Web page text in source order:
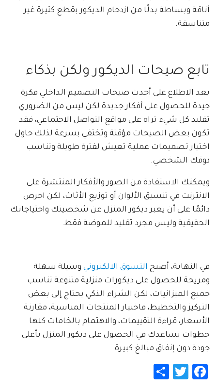
أناقة وبساطة بدلًا من ازدحام الديكور بقطع كثيرة غير
متناسقة.
تابع صيحات الديكور ولكن بذكاء
يعد الاطلاع على أحدث صيحات التصميم الداخلي فكرة
جيدة للحصول على أفكار جديدة لكن ليس من الضروري
تقليد كل شيء تراه على مواقع التواصل الاجتماعي، فقد
تكون بعض الصيحات مؤقتة وتختفي بسرعة لذلك حاول
اختيار تصميمات عملية تعيش لفترة طويلة وتناسب
ذوقك الشخصي.
ويمكنك الاستفادة من الصور والأفكار المنتشرة على
الانترنت في تنسيق الألوان أو توزيع الأثاث، لكن احرص
دائمًا على أن يعبر ديكور المنزل عن شخصيتك واحتياجاتك
الحقيقية وليس مجرد تقليد للموضة فقط.
في النهاية، أصبح التسوق الالكتروني وسيلة سهلة
ومريحة للحصول على ديكورات منزلية متنوعة تناسب
جميع الميزانيات، لكن الشراء الذكي يحتاج إلى بعض
التركيز والتخطيط، فاختيار المنتجات المناسبة، مقارنة
الأسعار، قراءة التقييمات، والاهتمام بالخامات كلها
خطوات تساعدك في الحصول على ديكور المنزل بأعلى
جودة دون إنفاق مبالغ كبيرة.
Facebook
Twitter